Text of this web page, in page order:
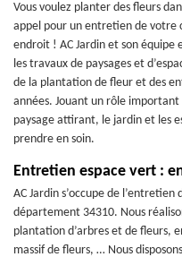
Vous voulez planter des fleurs
appel pour un entretien de votre
endroit ! AC Jardin et son équipe
les travaux de paysages et
de la plantation de fleur et des
années. Jouant un rôle
paysage attirant, le jardin et les
prendre en soin.
Entretien espace vert :
AC Jardin s’occupe de
département 34310. Nous
plantation d’arbres et de fleurs,
massif de fleurs, … Nous